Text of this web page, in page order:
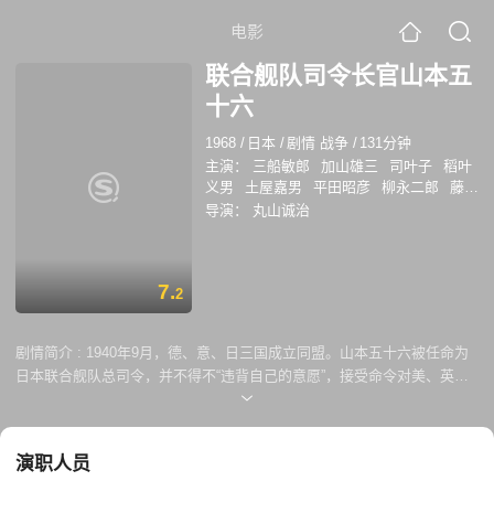
电影
7.2
联合舰队司令长官山本五
十六
1968 / 日本 /剧情 战争 / 131分钟
主演：
三船敏郎 加山雄三 司叶子
稻叶
义男
土屋嘉男 平田昭彦 柳永二郎
藤木
悠
安部彻 山本廉
导演： 丸山诚治
剧情简介 : 1940年9月，德、意、日三国成立同盟。山本五十六被任命为
日本联合舰队总司令，并不得不“违背自己的意愿”，接受命令对美、英、
荷等国开战。1941后12月8日零时，山本五十六亲自下达了“1280”密码命
途岛战役时，由于战略上的重大失误，日本海军遭受惨重损失。形势陡然
演职人员